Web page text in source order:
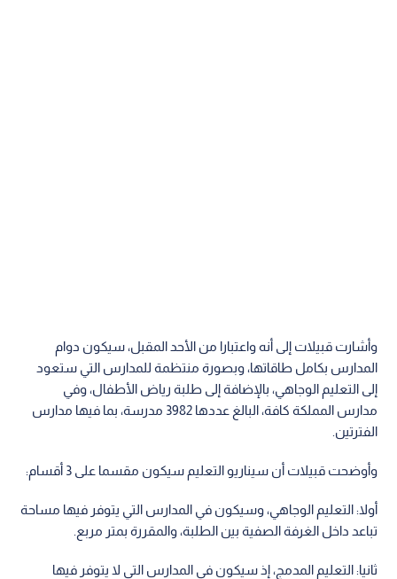
وأشارت قبيلات إلى أنه واعتبارا من الأحد المقبل، سيكون دوام
المدارس بكامل طاقاتها، وبصورة منتظمة للمدارس التي ستعود
إلى التعليم الوجاهي، بالإضافة إلى طلبة رياض الأطفال، وفي
مدارس المملكة كافة، البالغ عددها 3982 مدرسة، بما فيها مدارس
الفترتين.
وأوضحت قبيلات أن سيناريو التعليم سيكون مقسما على 3 أقسام:
أولا: التعليم الوجاهي، وسيكون في المدارس التي يتوفر فيها مساحة
تباعد داخل الغرفة الصفية بين الطلبة، والمقررة بمتر مربع.
ثانيا: التعليم المدمج، إذ سيكون في المدارس التي لا يتوفر فيها